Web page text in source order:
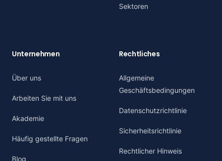
Sektoren
Unternehmen
Über uns
Arbeiten Sie mit uns
Akademie
Häufig gestellte Fragen
Blog
Rechtliches
Allgemeine
Geschäftsbedingungen
Datenschutzrichtlinie
Sicherheitsrichtlinie
Rechtlicher Hinweis